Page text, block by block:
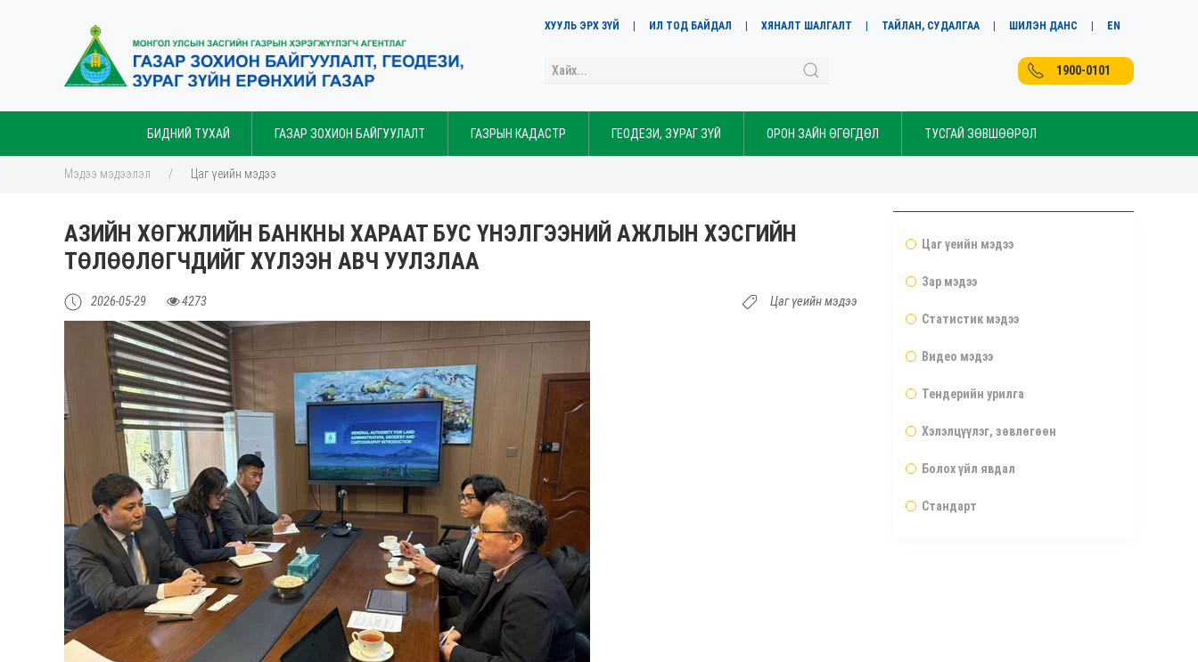
ХУУЛЬ ЭРХ ЗҮЙ ИЛ ТОД БАЙДАЛ ХЯНАЛТ ШАЛГАЛТ ТАЙЛАН, СУДАЛГАА ШИЛЭН ДАНС EN
1900-0101
БИДНИЙ ТУХАЙ ГАЗАР ЗОХИОН БАЙГУУЛАЛТ ГАЗРЫН КАДАСТР ГЕОДЕЗИ, ЗУРАГ ЗҮЙ ОРОН ЗАЙН ӨГӨГДӨЛ ТУСГАЙ ЗӨВШӨӨРӨЛ
Мэдээ мэдээлэл Цаг үеийн мэдээ
АЗИЙН ХӨГЖЛИЙН БАНКНЫ ХАРААТ БУС ҮНЭЛГЭЭНИЙ АЖЛЫН ХЭСГИЙН
ТӨЛӨӨЛӨГЧДИЙГ ХҮЛЭЭН АВЧ УУЛЗЛАА
2026-05-29 4273 Цаг үеийн мэдээ
Цаг үеийн мэдээ
Зар мэдээ
Статистик мэдээ
Видео мэдээ
Тендерийн урилга
Хэлэлцүүлэг, зөвлөгөөн
Болох үйл явдал
Стандарт